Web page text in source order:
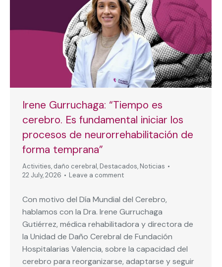
Irene Gurruchaga: “Tiempo es
cerebro. Es fundamental iniciar los
procesos de neurorrehabilitación de
forma temprana”
Activities, daño cerebral, Destacados, Noticias
22 July, 2026
Leave a comment
Con motivo del Día Mundial del Cerebro,
hablamos con la Dra. Irene Gurruchaga
Gutiérrez, médica rehabilitadora y directora de
la Unidad de Daño Cerebral de Fundación
Hospitalarias Valencia, sobre la capacidad del
cerebro para reorganizarse, adaptarse y seguir